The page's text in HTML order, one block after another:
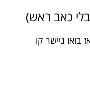
כאב ראש)
בואו ניישר קו